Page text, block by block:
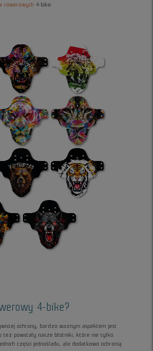
rowerowych 4-bike.
4-bike?
ochrony, bardzo ważnym aspektem jest
też powstały nasze błotniki, które nie tylko
części jednośladu, ale dodatkowo ochronią